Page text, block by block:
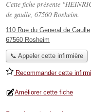
Cette fiche présente
de gaulle, 67560 Rosheim.
110 Rue du General de Gaulle
67560 Rosheim
📞 Appeler cette infirmière
Recommander cette
Améliorer cette fiche